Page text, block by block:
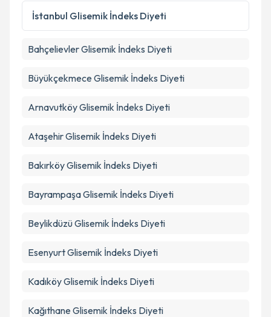
Kişisel verilerimin işlenmesine ilişkin
Metni'ni okudum ve kişisel verilerimin belirtilen
Takvim Talebini Gönder
İstanbul Glisemik İndeks Diyeti
BahçelievlerGlisemik İndeks Diyeti
Büyükçekmece Glisemik İndeks Diyeti
ArnavutköyGlisemik İndeks Diyeti
AtaşehirGlisemik İndeks Diyeti
BakırköyGlisemik İndeks Diyeti
BayrampaşaGlisemik İndeks Diyeti
BeylikdüzüGlisemik İndeks Diyeti
EsenyurtGlisemik İndeks Diyeti
KadıköyGlisemik İndeks Diyeti
Kağıthane Glisemik İndeks Diyeti